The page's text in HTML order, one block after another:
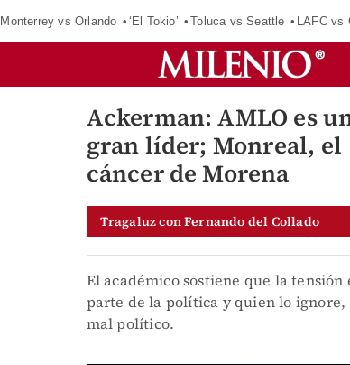
Monterrey vs Orlando ‘El Tokio’ Toluca vs Seattle LAFC vs
Ackerman: AMLO es
gran líder; Monreal, el
cáncer de Morena
Tragaluz con Fernando del Collado
El académico sostiene que la tensión
parte de la política y quien lo ignore,
mal político.